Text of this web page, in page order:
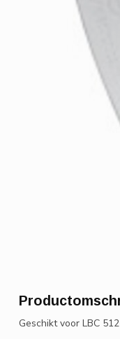
Geschikt voor LBC